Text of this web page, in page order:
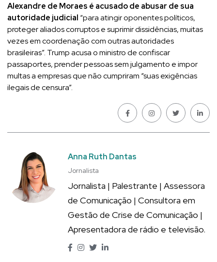
Alexandre de Moraes é acusado de abusar de sua
autoridade judicial “para atingir oponentes políticos,
proteger aliados corruptos e suprimir dissidências, muitas
vezes em coordenação com outras autoridades
brasileiras”. Trump acusa o ministro de confiscar
passaportes, prender pessoas sem julgamento e impor
multas a empresas que não cumpriram “suas exigências
ilegais de censura”.
Anna Ruth Dantas
Jornalista
Jornalista | Palestrante | Assessora
de Comunicação | Consultora em
Gestão de Crise de Comunicação |
Apresentadora de rádio e televisão.